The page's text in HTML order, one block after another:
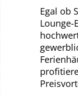
Egal ob
Lounge-